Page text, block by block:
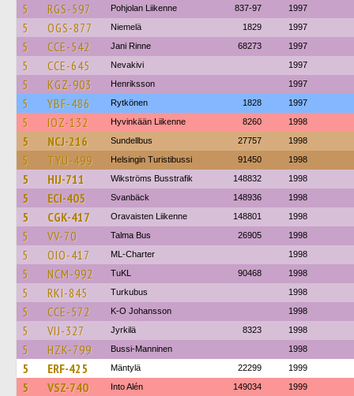
5 RGS-597 Pohjolan Liikenne 837-97 1997
5 OGS-877 Niemelä 1829 1997
5 CCE-542 Jani Rinne 68273 1997
5 CCE-645 Nevakivi 1997
5 KGZ-903 Henriksson 1997
5 YBF-486 Rytkönen 1828 1997
5 IOZ-132 Hyvinkään Liikenne 8260 1998
5 NCJ-216 Sundellbus 27757 1998
5 TYU-499 Helsingin Turistibussi 91450 1998
5 HIJ-711 Wikströms Busstrafik 148832 1998
5 ECI-405 Svanbäck 148936 1998
5 CGK-417 Oravaisten Liikenne 148801 1998
5 VV-70 Talma Bus 26905 1998
5 OIO-417 ML-Charter 1998
5 NCM-992 TuKL 90468 1998
5 RKI-845 Turkubus 1998
5 CCE-572 K-O Johansson 1998
5 VIJ-327 Jyrkilä 8323 1998
5 HZK-799 Bussi-Manninen 1998
5 ERF-425 Mäntylä 22299 1999
5 VSZ-740 Into Alén 149034 1999